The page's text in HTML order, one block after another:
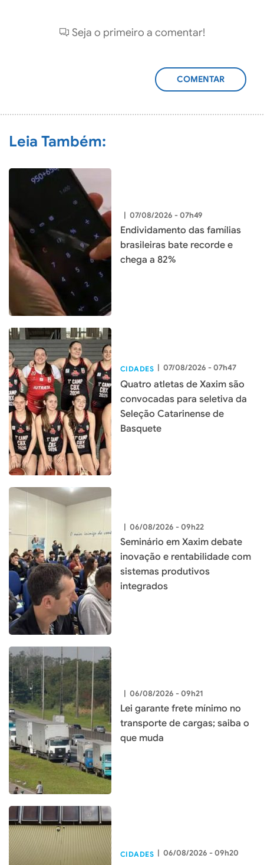
Seja o primeiro a comentar!
ADICIONAR
Leia Também:
| 07/08/2026 - 07h49
Endividamento das famílias
brasileiras bate recorde e
chega a 82%
CIDADES | 07/08/2026 - 07h47
Quatro atletas de Xaxim são
convocadas para seletiva da
Seleção Catarinense de
Basquete
| 06/08/2026 - 09h22
Seminário em Xaxim debate
inovação e rentabilidade com
sistemas produtivos
integrados
| 06/08/2026 - 09h21
Lei garante frete mínimo no
transporte de cargas; saiba o
que muda
CIDADES | 06/08/2026 - 09h20